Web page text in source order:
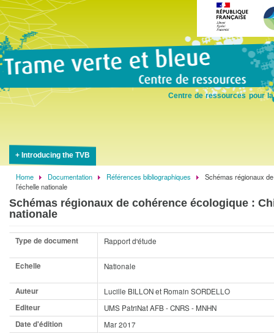
Centre de ressources pour
Introducing the TVB
Breadcrumb
Home Documentation Références bibliographiques
Schémas régionaux
l’échelle nationale
Schémas régionaux de cohérence écologique :
nationale
Type de document Rapport d'étude
Echelle Nationale
Auteur
Lucille BILLON et Romain SORDELLO
Editeur
UMS PatriNat AFB - CNRS - MNHN
Date d'édition
Mar 2017